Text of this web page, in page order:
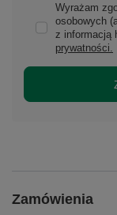
Wyrażam
osobowych
z informacją
prywatności.
Zamówienia